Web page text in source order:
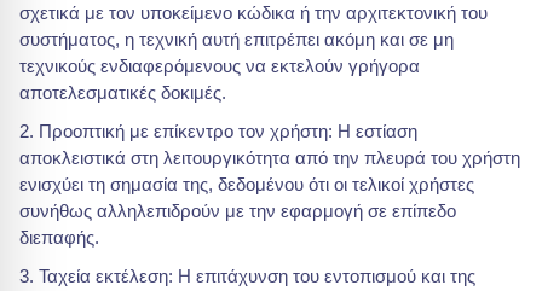
σχετικά με τον υποκείμενο κώδικα ή την αρχιτεκτονική του
συστήματος, η τεχνική αυτή επιτρέπει ακόμη και σε μη
τεχνικούς ενδιαφερόμενους να εκτελούν γρήγορα
αποτελεσματικές δοκιμές.
Προοπτική με επίκεντρο τον χρήστη: Η εστίαση
αποκλειστικά στη λειτουργικότητα από την πλευρά του χρήστη
ενισχύει τη σημασία της, δεδομένου ότι οι τελικοί χρήστες
συνήθως αλληλεπιδρούν με την εφαρμογή σε επίπεδο
διεπαφής.
Ταχεία εκτέλεση: Η επιτάχυνση του εντοπισμού και της